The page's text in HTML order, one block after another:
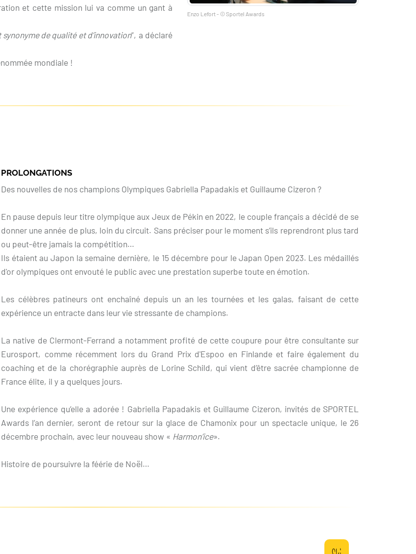
Enzo Lefort - © Sportel Awards
et cette mission lui va comme un gant à
de qualité et d’innovation”, a déclaré
mondiale !
PROLONGATIONS
Des nouvelles de nos champions Olympiques Gabriella Papadakis et Guillaume Cizeron ?
En pause depuis leur titre olympique aux Jeux de Pékin en 2022, le couple français a décidé de se
donner une année de plus, loin du circuit. Sans préciser pour le moment s’ils reprendront plus tard
ou peut-être jamais la compétition…
Ils étaient au Japon la semaine dernière, le 15 décembre pour le Japan Open 2023. Les médaillés
d'or olympiques ont envouté le public avec une prestation superbe toute en émotion.
Les célèbres patineurs ont enchaîné depuis un an les tournées et les galas, faisant de cette
expérience un entracte dans leur vie stressante de champions.
La native de Clermont-Ferrand a notamment profité de cette coupure pour être consultante sur
Eurosport, comme récemment lors du Grand Prix d'Espoo en Finlande et faire également du
coaching et de la chorégraphie auprès de Lorine Schild, qui vient d’être sacrée championne de
France élite, il y a quelques jours.
Une expérience qu’elle a adorée ! Gabriella Papadakis et Guillaume Cizeron, invités de SPORTEL
Awards l’an dernier, seront de retour sur la glace de Chamonix pour un spectacle unique, le 26
décembre prochain, avec leur nouveau show « Harmon’ice».
Histoire de poursuivre la féérie de Noël…